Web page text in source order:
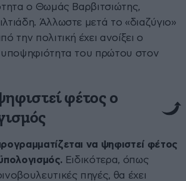
ο Θωμάς Βαρβιτσιώτης,
Άλλωστε μετά το «διαζύγιο»
την πολιτική έχει ανοίξει ο
υποψηφιότητα του πρώτου στον
φέτος ο
να ψηφιστεί φέτος
Ειδικότερα, όπως
πηγές, θα έχει